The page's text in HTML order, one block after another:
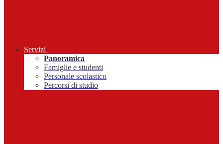
Servizi
Panoramica
Famiglie e studenti
Personale scolastico
Percorsi di studio